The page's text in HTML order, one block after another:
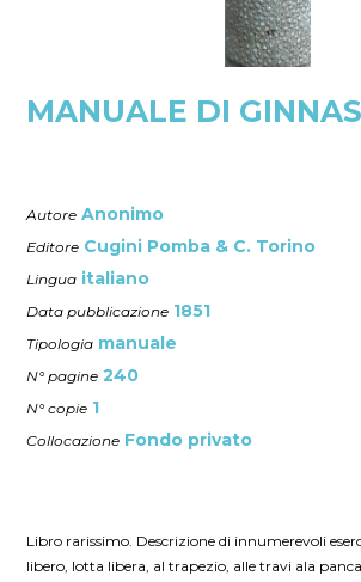
MANUALE DI
Autore Anonimo
Editore Cugini Pomba & C. Torino
Lingua italiano
Data pubblicazione 1851
Tipologia manuale
N° pagine 240
N° copie 1
Collocazione Fondo privato
Libro rarissimo. Descrizione di innumerevoli
libero, lotta libera, al trapezio, alle travi ala